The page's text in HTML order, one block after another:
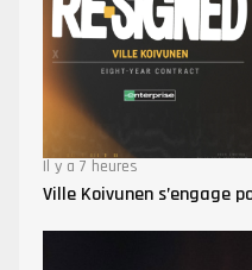
Il y a 7 heures
Ville Koivunen s’engage